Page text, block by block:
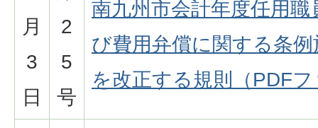
月
3
日
2
5
号
南九州市会計年度任用
び費用弁償に関する条
を改正する規則（PDF